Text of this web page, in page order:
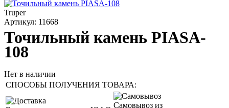
Truper
Артикул: 11668
Точильный камень PIASA-
108
Нет в наличии
СПОСОБЫ ПОЛУЧЕНИЯ ТОВАРА:
Самовывоз из